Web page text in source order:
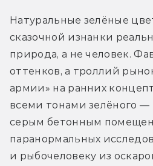
Натуральные зелёные
сказочной изнанки
природа, а не человек.
оттенков, а троллий
армии» на ранних
всеми тонами зелёного —
серым бетонным
паранормальных
и рыбочеловеку из